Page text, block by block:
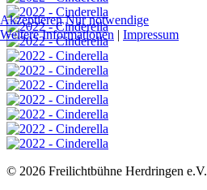
© 2026 Freilichtbühne Herdringen e.V.
Akzeptieren Nur notwendige
Weitere Informationen | Impressum